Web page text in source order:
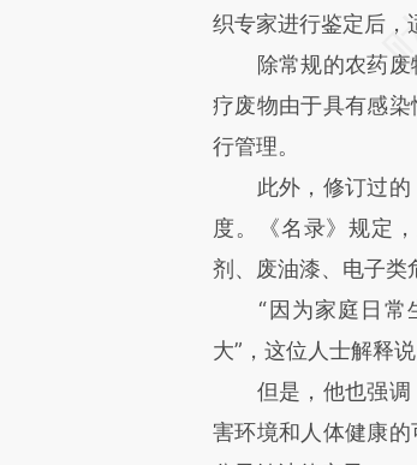
织专家进行鉴定后，
除常规的农药废
疗废物由于具有感
行管理。
此外，修订过的《
度。《名录》规定
剂、废油漆、电子类
“因为家庭日常生
大”，这位人士解释说
但是，他也强调
害环境和人体健康